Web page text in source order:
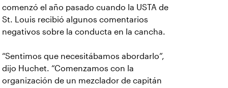
comenzó el año pasado cuando la USTA de
St. Louis recibió algunos comentarios
negativos sobre la conducta en la cancha.
“Sentimos que necesitábamos abordarlo”,
dijo Huchet. “Comenzamos con la
organización de un mezclador de capitán